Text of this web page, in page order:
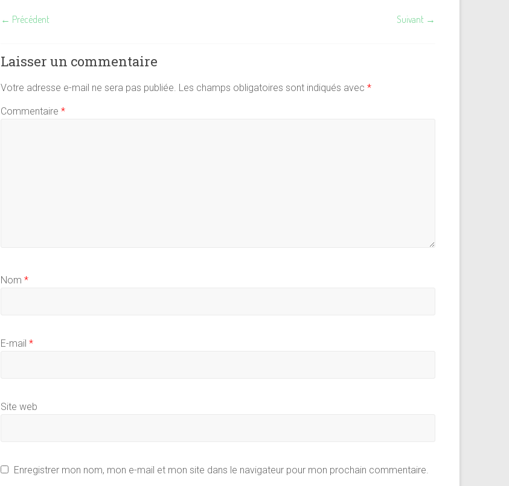
← Précédent Suivant →
Laisser un commentaire
Votre adresse e-mail ne sera pas publiée. Les champs obligatoires sont indiqués avec *
Commentaire *
Nom *
E-mail *
Site web
Enregistrer mon nom, mon e-mail et mon site dans le navigateur pour mon prochain commentaire.